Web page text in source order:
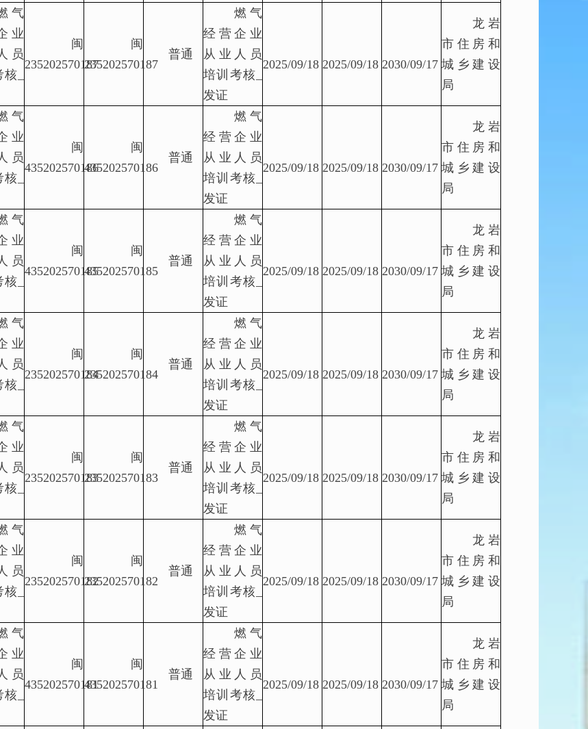
业
员
_
闽
235202570187
闽
235202570187
普通
燃气
经营企业
从业人员
培训考核_
发证
2025/09/18 2025/09/18 2030/09/17
龙岩
市住房和
城乡建设
局
业
员
_
闽
435202570186
闽
435202570186
普通
燃气
经营企业
从业人员
培训考核_
发证
2025/09/18 2025/09/18 2030/09/17
龙岩
市住房和
城乡建设
局
业
员
_
闽
435202570185
闽
435202570185
普通
燃气
经营企业
从业人员
培训考核_
发证
2025/09/18 2025/09/18 2030/09/17
龙岩
市住房和
城乡建设
局
业
员
_
闽
235202570184
闽
235202570184
普通
燃气
经营企业
从业人员
培训考核_
发证
2025/09/18 2025/09/18 2030/09/17
龙岩
市住房和
城乡建设
局
业
员
_
闽
235202570183
闽
235202570183
普通
燃气
经营企业
从业人员
培训考核_
发证
2025/09/18 2025/09/18 2030/09/17
龙岩
市住房和
城乡建设
局
业
员
_
闽
235202570182
闽
235202570182
普通
燃气
经营企业
从业人员
培训考核_
发证
2025/09/18 2025/09/18 2030/09/17
龙岩
市住房和
城乡建设
局
业
员
_
闽
435202570181
闽
435202570181
普通
燃气
经营企业
从业人员
培训考核_
发证
2025/09/18 2025/09/18 2030/09/17
龙岩
市住房和
城乡建设
局